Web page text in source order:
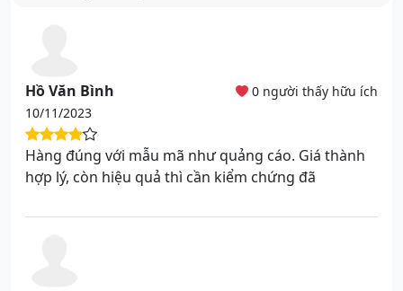
Hồ Văn Bình
10/11/2023
0 người thấy hữu ích
Hàng đúng với mẫu mã như quảng cáo. Giá thành
hợp lý, còn hiệu quả thì cần kiểm chứng đã